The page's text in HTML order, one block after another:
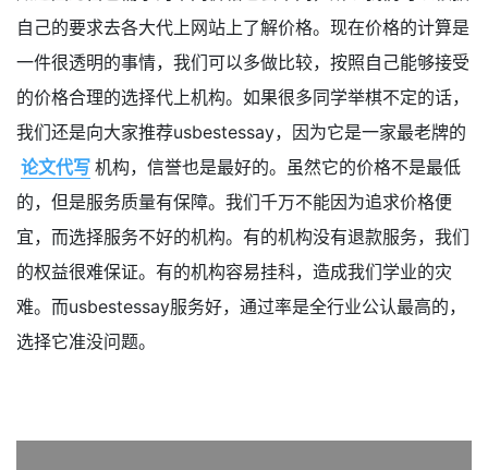
自己的要求去各大代上网站上了解价格。现在价格的计算是
一件很透明的事情，我们可以多做比较，按照自己能够接受
的价格合理的选择代上机构。如果很多同学举棋不定的话，
我们还是向大家推荐usbestessay，因为它是一家最老牌的
论文代写 机构，信誉也是最好的。虽然它的价格不是最低
的，但是服务质量有保障。我们千万不能因为追求价格便
宜，而选择服务不好的机构。有的机构没有退款服务，我们
的权益很难保证。有的机构容易挂科，造成我们学业的灾
难。而usbestessay服务好，通过率是全行业公认最高的，
选择它准没问题。